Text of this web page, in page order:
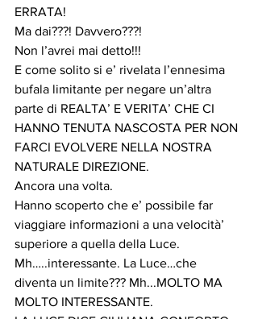
ERRATA!
Ma dai???! Davvero???!
Non l’avrei mai detto!!!
E come solito si e’ rivelata l’ennesima
bufala limitante per negare un’altra
parte di REALTA’ E VERITA’ CHE CI
HANNO TENUTA NASCOSTA PER NON
FARCI EVOLVERE NELLA NOSTRA
NATURALE DIREZIONE.
Ancora una volta.
Hanno scoperto che e’ possibile far
viaggiare informazioni a una velocità’
superiore a quella della Luce.
Mh…..interessante. La Luce…che
diventa un limite??? Mh...MOLTO MA
MOLTO INTERESSANTE.